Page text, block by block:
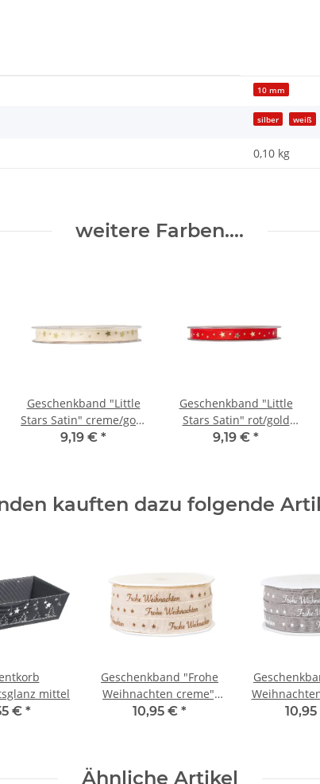
10 mm
silber weiß
0,10 kg
weitere Farben....
Geschenkband "Little
Stars Satin" creme/gold
10mm x 25m
9,19 € *
Geschenkband "Little
Stars Satin" rot/gold
10mm x 25m
9,19 € *
kauften dazu folgende
mittel
€ *
Geschenkband "Frohe
Weihnachten creme",
12 mm x 20 m
10,95 € *
mm x
Ähnliche Artikel